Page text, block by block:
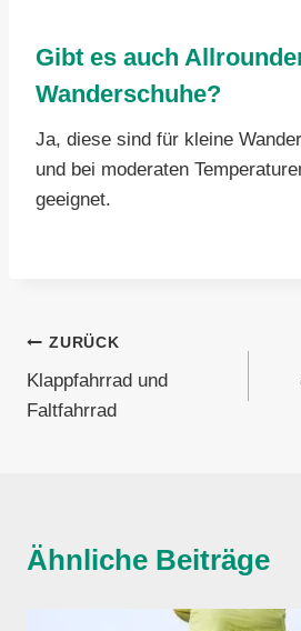
Gibt es auch
Wanderschuhe?
Ja, diese sind für kleine
und bei moderaten
geeignet.
Beitragsnavigation
ZURÜCK
Klappfahrrad und
Faltfahrrad
Ähnliche Beiträge